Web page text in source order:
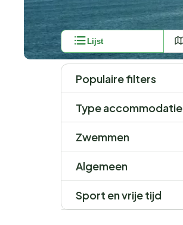
Lijst
Populaire filters
Type accommodatie
Zwemmen
Algemeen
Sport en vrije tijd